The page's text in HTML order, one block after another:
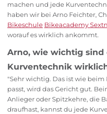
machen und jede
haben wir bei Arno Feichter,
Bikeschule Bikeacademy
worauf es wirklich ankommt.
Arno, wie wichtig sind
Kurventechnik
"Sehr wichtig. Das ist wie
passt, wird das Gericht gut.
Anlieger oder Spitzkehre, die
draufhast, kannst du jede